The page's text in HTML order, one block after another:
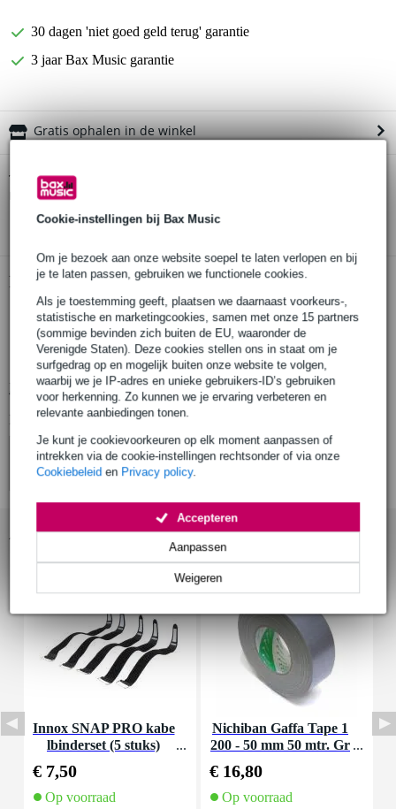
Cookie-instellingen bij Bax Music
Om je bezoek aan onze website soepel te laten verlopen en bij
je te laten passen, gebruiken we functionele cookies.
Als je toestemming geeft, plaatsen we daarnaast voorkeurs-,
statistische en marketingcookies, samen met onze 15 partners
(sommige bevinden zich buiten de EU, waaronder de
Verenigde Staten). Deze cookies stellen ons in staat om je
surfgedrag op en mogelijk buiten onze website te volgen,
waarbij we je IP-adres en unieke gebruikers-ID’s gebruiken
voor herkenning. Zo kunnen we je ervaring verbeteren en
relevante aanbiedingen tonen.
Je kunt je cookievoorkeuren op elk moment aanpassen of
intrekken via de cookie-instellingen rechtsonder of via onze
Cookiebeleid en Privacy policy.
Weigeren
Aanpassen
Accepteren
30 dagen 'niet goed geld terug' garantie
3 jaar Bax Music garantie
Gratis ophalen in de winkel
Twijfel je of de
mm stereo jack-male 3 m
Start de check
Productinformatie
connector 1: XLR female, 3-polig
connector 2: jack male 6.3 mm stereo
goede signaalkwaliteit
Bekijk alle productspecificaties
Bekijk ook eens (4)
Accessoires (4)
Innox SNAP PRO kabe
lbinderset (5 stuks)
€ 7,50
Op voorraad
Nichiban Gaffa Tape 1
200 - 50 mm 50 mtr. Gr
€ 16,80
Op voorraad